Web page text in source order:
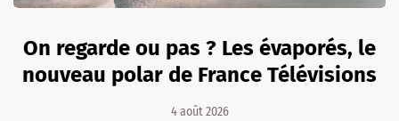
On regarde ou pas ? Les évaporés, le
nouveau polar de France Télévisions
4 août 2026